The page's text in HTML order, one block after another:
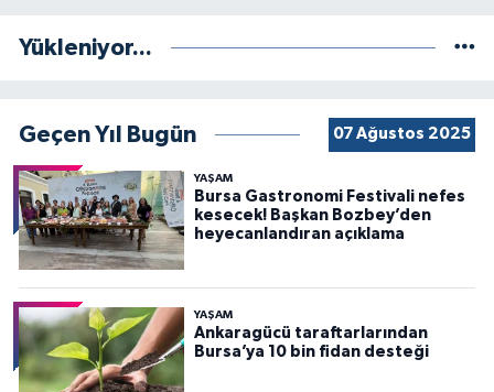
Yükleniyor...
Geçen Yıl Bugün 07 Ağustos 2025
YAŞAM
Bursa Gastronomi Festivali nefes
kesecek! Başkan Bozbey’den
heyecanlandıran açıklama
YAŞAM
Ankaragücü taraftarlarından
Bursa’ya 10 bin fidan desteği